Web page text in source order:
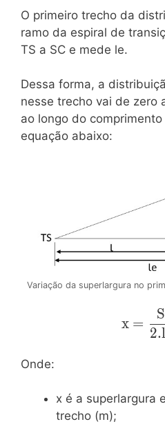
O primeiro trecho da
ramo da espiral de
TS a SC e mede le.
Dessa forma, a
nesse trecho vai de zero
ao longo do
equação abaixo:
Variação da superlargura no
x =
2.l
S
Onde:
x é a superlargura
trecho (m);